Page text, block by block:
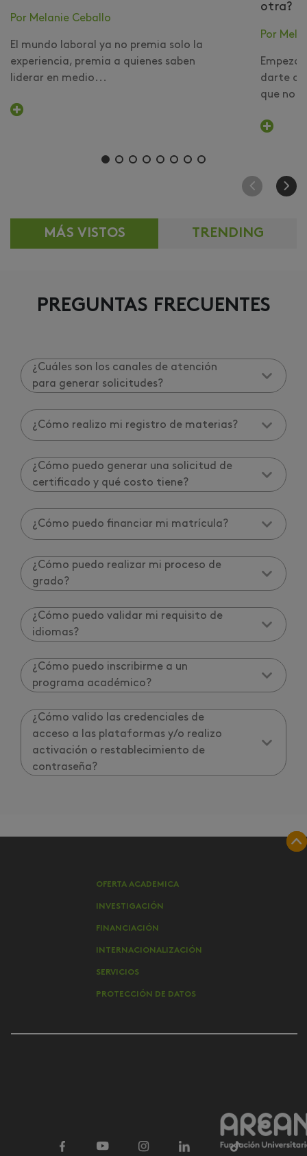
Por Melanie Ceballo
El mundo laboral ya no premia solo la
experiencia, premia a quienes saben
liderar en medio...
otra?
Por
darte
que no
MÁS VISTOS TRENDING
PREGUNTAS FRECUENTES
¿Cuáles son los canales de atención
para generar solicitudes?
¿Cómo realizo mi registro de materias?
¿Cómo puedo generar una solicitud de
certificado y qué costo tiene?
¿Cómo puedo financiar mi matrícula?
¿Cómo puedo realizar mi proceso de
grado?
¿Cómo puedo validar mi requisito de
idiomas?
¿Cómo puedo inscribirme a un
programa académico?
¿Cómo valido las credenciales de
acceso a las plataformas y/o realizo
activación o restablecimiento de
contraseña?
OFERTA ACADEMICA
INVESTIGACIÓN
FINANCIACIÓN
INTERNACIONALIZACIÓN
SERVICIOS
PROTECCIÓN DE DATOS